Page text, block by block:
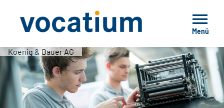
Menü
Koenig & Bauer AG